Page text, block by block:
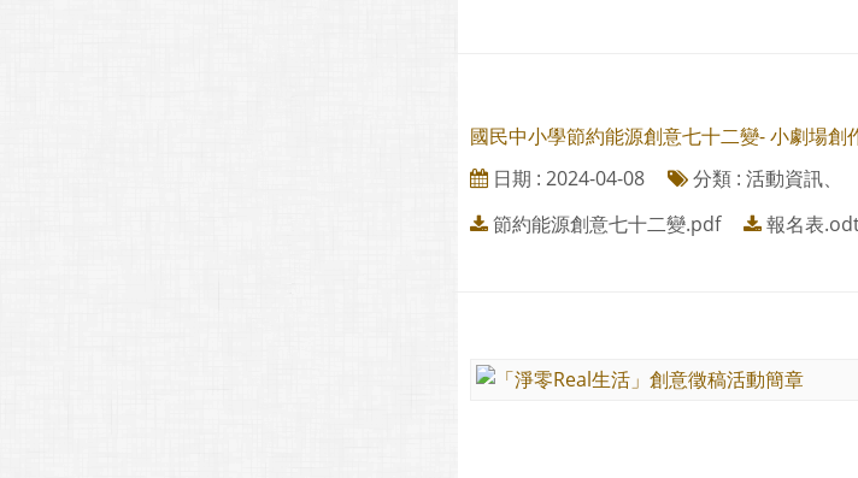
國民中小學節約能源創意七十二變- 小劇場創
日期 : 2024-04-08
分類 : 活動資訊、
節約能源創意七十二變.pdf
報名表